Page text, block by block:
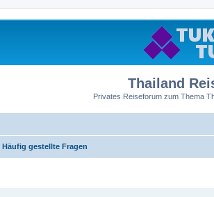
Thailand
Privates Reiseforum zum Thema
Häufig gestellte Fragen